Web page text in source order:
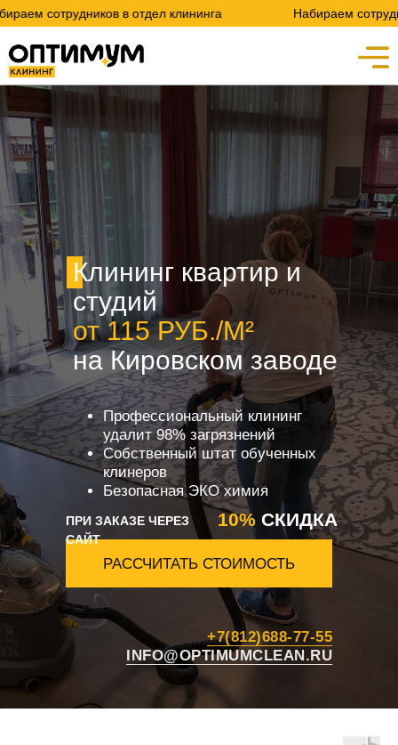
в отдел клининга Набираем сотрудников в
РАССЧИТАТЬ СТОИМОСТЬ
ПРИ ЗАКАЗЕ ЧЕРЕЗ
САЙТ
Профессиональный клининг
удалит 98% загрязнений
Собственный штат обученных
клинеров
Безопасная ЭКО химия
10% СКИДКА
+7(812)688-77-55
INFO@OPTIMUMCLEAN.RU
Клининг квартир и
студий
от 115 РУБ./М²
на Кировском заводе